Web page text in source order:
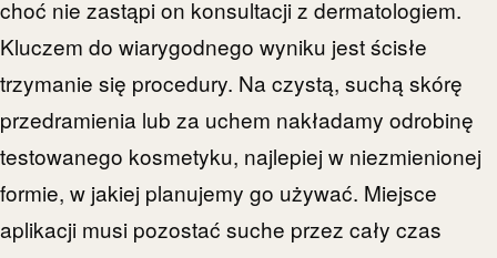
choć nie zastąpi on konsultacji z dermatologiem.
Kluczem do wiarygodnego wyniku jest ścisłe
trzymanie się procedury. Na czystą, suchą skórę
przedramienia lub za uchem nakładamy odrobinę
testowanego kosmetyku, najlepiej w niezmienionej
formie, w jakiej planujemy go używać. Miejsce
aplikacji musi pozostać suche przez cały czas